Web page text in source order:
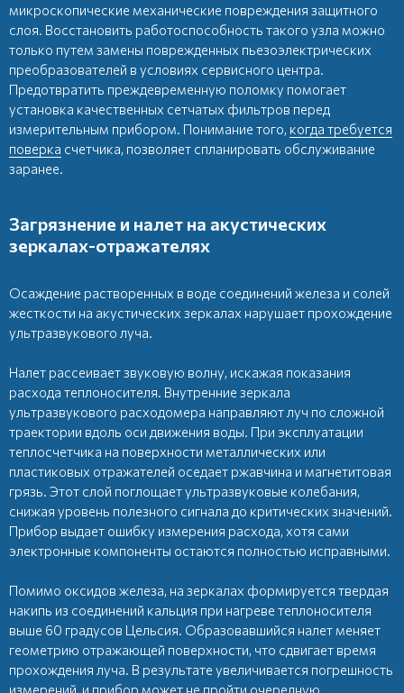
микроскопические механические повреждения защитного
слоя. Восстановить работоспособность такого узла можно
только путем замены поврежденных пьезоэлектрических
преобразователей в условиях сервисного центра.
Предотвратить преждевременную поломку помогает
установка качественных сетчатых фильтров перед
измерительным прибором. Понимание того, когда требуется
поверка счетчика, позволяет спланировать обслуживание
заранее.
Загрязнение и налет на акустических
зеркалах-отражателях
Осаждение растворенных в воде соединений железа и солей
жесткости на акустических зеркалах нарушает прохождение
ультразвукового луча.
Налет рассеивает звуковую волну, искажая показания
расхода теплоносителя. Внутренние зеркала
ультразвукового расходомера направляют луч по сложной
траектории вдоль оси движения воды. При эксплуатации
теплосчетчика на поверхности металлических или
пластиковых отражателей оседает ржавчина и магнетитовая
грязь. Этот слой поглощает ультразвуковые колебания,
снижая уровень полезного сигнала до критических значений.
Прибор выдает ошибку измерения расхода, хотя сами
электронные компоненты остаются полностью исправными.
Помимо оксидов железа, на зеркалах формируется твердая
накипь из соединений кальция при нагреве теплоносителя
выше 60 градусов Цельсия. Образовавшийся налет меняет
геометрию отражающей поверхности, что сдвигает время
прохождения луча. В результате увеличивается погрешность
измерений, и прибор может не пройти очередную